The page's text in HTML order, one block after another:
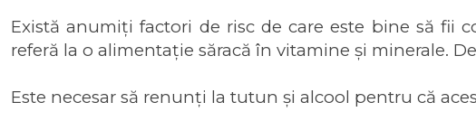
Există anumiți factori de risc de care este bine să fii
referă la o alimentație săracă în vitamine și minerale.
Este necesar să renunți la tutun și alcool pentru că